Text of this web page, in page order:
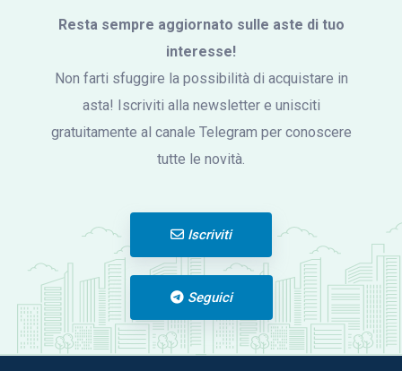
Resta sempre aggiornato sulle aste di tuo
interesse!
Non farti sfuggire la possibilità di acquistare in
asta! Iscriviti alla newsletter e unisciti
gratuitamente al canale Telegram per conoscere
tutte le novità.
Iscriviti
Seguici